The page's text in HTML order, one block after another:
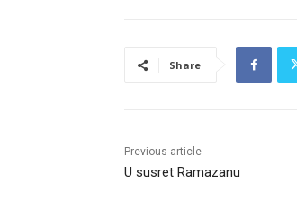
Share
Previous article
U susret Ramazanu